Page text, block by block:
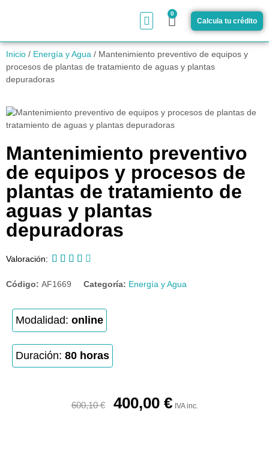
0
Calcula tu crédito
Inicio / Energía y Agua / Mantenimiento preventivo de equipos y
procesos de plantas de tratamiento de aguas y plantas
depuradoras
Mantenimiento preventivo
de equipos y procesos de
plantas de tratamiento de
aguas y plantas
depuradoras
Valoración:     
Código: AF1669 Categoría: Energía y Agua
Modalidad: online
Duración: 80 horas
600,10€ 400,00 € IVA inc.